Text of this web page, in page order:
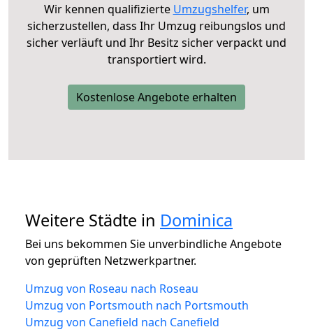
Wir kennen qualifizierte Umzugshelfer, um
sicherzustellen, dass Ihr Umzug reibungslos und
sicher verläuft und Ihr Besitz sicher verpackt und
transportiert wird.
Kostenlose Angebote erhalten
Weitere Städte in Dominica
Bei uns bekommen Sie unverbindliche Angebote
von geprüften Netzwerkpartner.
Umzug von Roseau nach Roseau
Umzug von Portsmouth nach Portsmouth
Umzug von Canefield nach Canefield